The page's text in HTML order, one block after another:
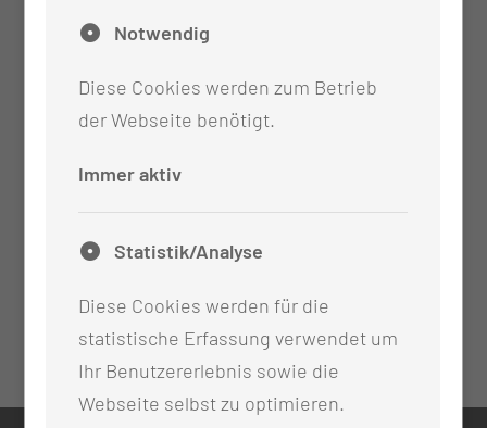
Notwendig
Diese Cookies werden zum Betrieb
der Webseite benötigt.
Immer aktiv
Statistik/Analyse
Diese Cookies werden für die
statistische Erfassung verwendet um
Ihr Benutzererlebnis sowie die
Webseite selbst zu optimieren.